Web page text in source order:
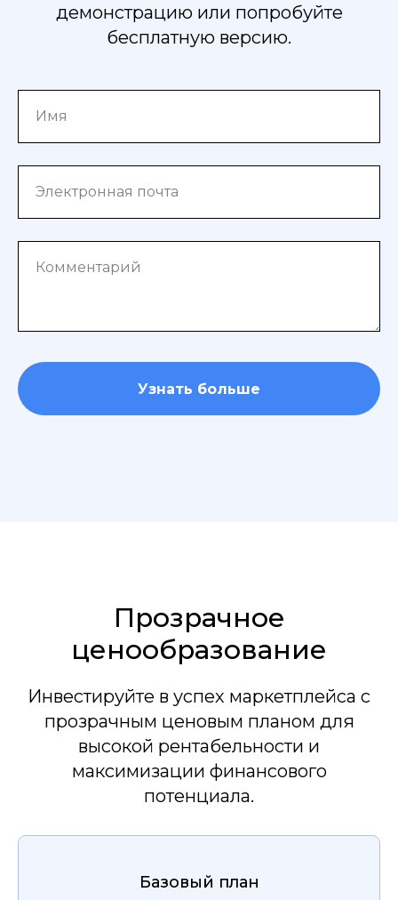
демонстрацию или попробуйте
бесплатную версию.
Имя
Электронная почта
Комментарий
Узнать больше
Прозрачное
ценообразование
Инвестируйте в успех маркетплейса с
прозрачным ценовым планом для
высокой рентабельности и
максимизации финансового
потенциала.
Базовый план